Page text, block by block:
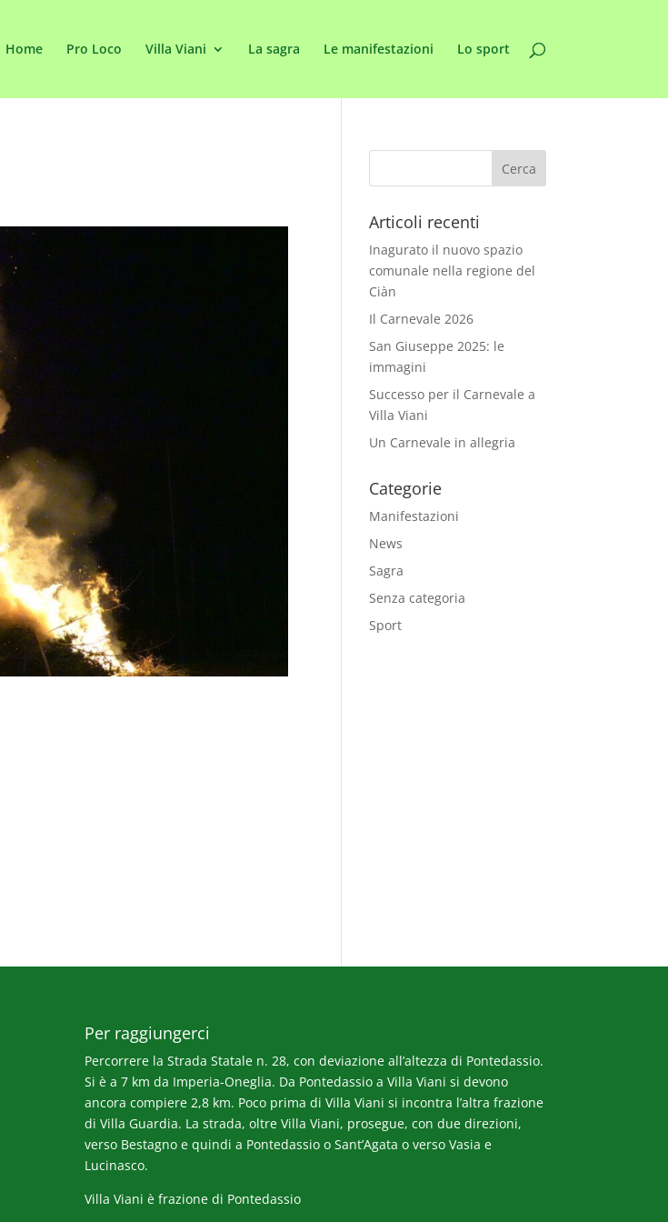
Home Pro Loco Villa Viani La sagra Le manifestazioni Lo sport
Articoli recenti
Inagurato il nuovo spazio
comunale nella regione del
Ciàn
Il Carnevale 2026
San Giuseppe 2025: le
immagini
Successo per il Carnevale a
Villa Viani
Un Carnevale in allegria
Categorie
Manifestazioni
News
Sagra
Senza categoria
Sport
Per raggiungerci
Percorrere la Strada Statale n. 28, con deviazione all’altezza di Pontedassio.
Si è a 7 km da Imperia-Oneglia. Da Pontedassio a Villa Viani si devono
ancora compiere 2,8 km. Poco prima di Villa Viani si incontra l’altra frazione
di Villa Guardia. La strada, oltre Villa Viani, prosegue, con due direzioni,
verso Bestagno e quindi a Pontedassio o Sant’Agata o verso Vasia e
Lucinasco.
Villa Viani è frazione di Pontedassio